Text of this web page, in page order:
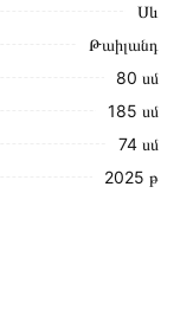
Սև
Թաիլանդ
80 սմ
185 սմ
74 սմ
2025 թ